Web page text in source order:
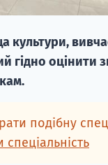
культури,
гідно оцінити
подібну
спеціальність